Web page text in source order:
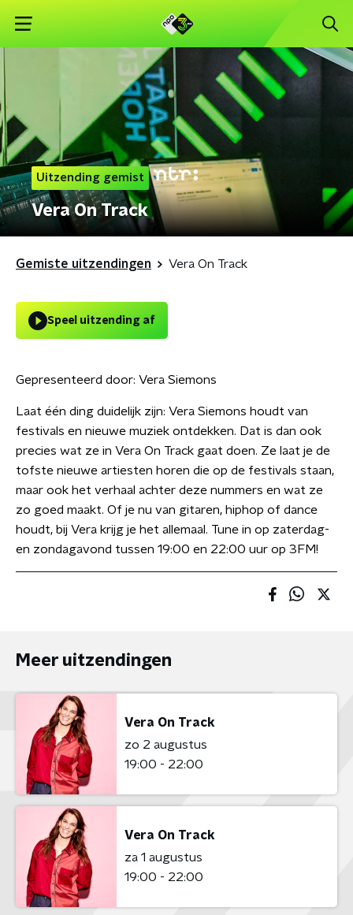
Uitzending gemist
Vera On Track
Gemiste uitzendingen Vera On Track
Speel uitzending af
Gepresenteerd door: Vera Siemons
Laat één ding duidelijk zijn: Vera Siemons houdt van
festivals en nieuwe muziek ontdekken. Dat is dan ook
precies wat ze in Vera On Track gaat doen. Ze laat je de
tofste nieuwe artiesten horen die op de festivals staan,
maar ook het verhaal achter deze nummers en wat ze
zo goed maakt. Of je nu van gitaren, hiphop of dance
houdt, bij Vera krijg je het allemaal. Tune in op zaterdag-
en zondagavond tussen 19:00 en 22:00 uur op 3FM!
Meer uitzendingen
Vera On Track
zo 2 augustus
19:00 - 22:00
Vera On Track
za 1 augustus
19:00 - 22:00